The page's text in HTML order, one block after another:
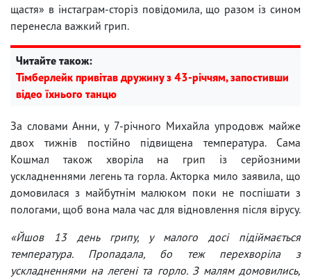
щастя» в інстаграм-сторіз повідомила, що разом із сином
перенесла важкий грип.
Читайте також:
Тімберлейк привітав дружину з 43-річчям, запостивши
відео їхнього танцю
За словами Анни, у 7-річного Михайла упродовж майже
двох тижнів постійно підвищена температура. Сама
Кошмал також хворіла на грип із серйозними
ускладненнями легень та горла. Акторка мило заявила, що
домовилася з майбутнім малюком поки не поспішати з
пологами, щоб вона мала час для відновлення після вірусу.
«Йшов 13 день грипу, у малого досі підіймається
температура. Пропадала, бо теж перехворіла з
ускладненнями на легені та горло. З малям домовились,